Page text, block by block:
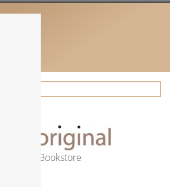
Online Art Bookstore